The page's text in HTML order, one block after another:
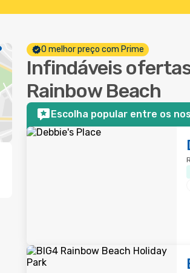
O melhor preço com Prime
Infindáveis
Rainbow Beach
Escolha popular entre os